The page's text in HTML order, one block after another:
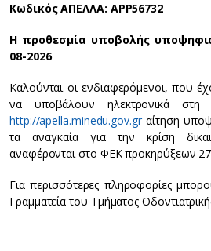
Κωδικός ΑΠΕΛΛΑ: ΑΡΡ56732
Η προθεσμία υποβολής
08-2026
Καλούνται οι ενδιαφερόμενοι, που
να υποβάλουν ηλεκτρονικά στη
http://apella.minedu.gov.grαίτηση
τα αναγκαία για την κρίση
αναφέρονται στο ΦΕΚ προκηρύξεων
Για περισσότερες πληροφορίες
Γραμματεία του Τμήματος